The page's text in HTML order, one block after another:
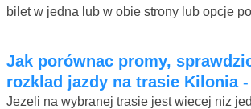
bilet w jedna lub w obie strony lub opcje
Jak porównac promy, sprawdzic ceny i
rozklad jazdy na trasie Kilonia
Jezeli na wybranej trasie jest wiecej niz